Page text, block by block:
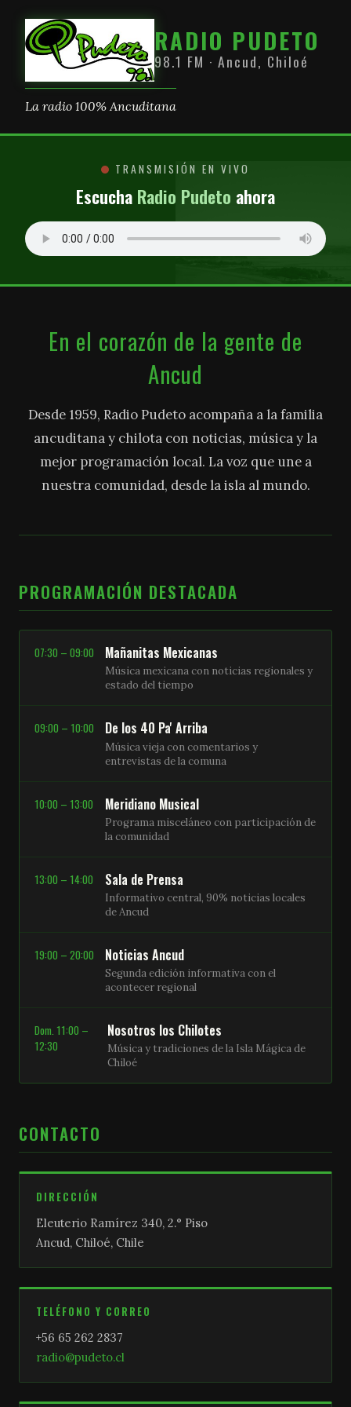
RADIO PUDETO
98.1 FM · Ancud, Chiloé
La radio 100% Ancuditana
TRANSMISIÓN EN VIVO
Escucha Radio Pudeto ahora
En el corazón de la gente de
Ancud
Desde 1959, Radio Pudeto acompaña a la familia
ancuditana y chilota con noticias, música y la
mejor programación local. La voz que une a
nuestra comunidad, desde la isla al mundo.
PROGRAMACIÓN DESTACADA
07:30 – 09:00 Mañanitas Mexicanas
Música mexicana con noticias regionales y
estado del tiempo
09:00 – 10:00 De los 40 Pa' Arriba
Música vieja con comentarios y
entrevistas de la comuna
10:00 – 13:00 Meridiano Musical
Programa misceláneo con participación de
la comunidad
13:00 – 14:00 Sala de Prensa
Informativo central, 90% noticias locales
de Ancud
19:00 – 20:00 Noticias Ancud
Segunda edición informativa con el
acontecer regional
Dom. 11:00 –
12:30
Nosotros los Chilotes
Música y tradiciones de la Isla Mágica de
Chiloé
CONTACTO
DIRECCIÓN
Eleuterio Ramírez 340, 2.° Piso
Ancud, Chiloé, Chile
TELÉFONO Y CORREO
+56 65 262 2837
radio@pudeto.cl